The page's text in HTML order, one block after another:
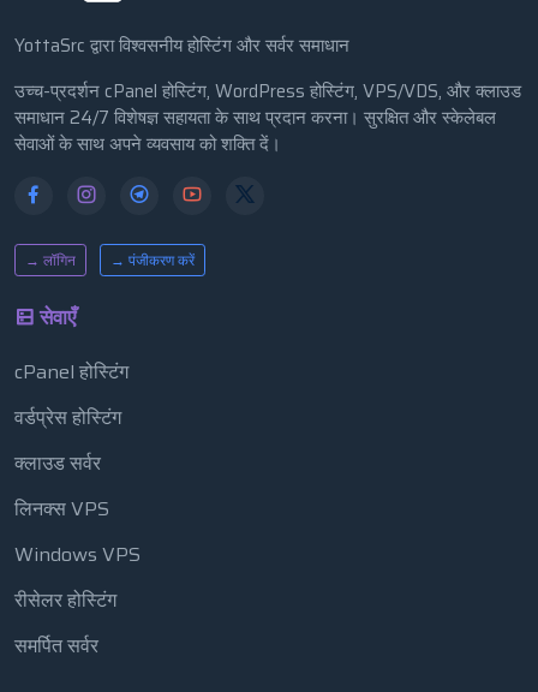
YottaSrc द्वारा विश्वसनीय होस्टिंग और सर्वर समाधान
उच्च-प्रदर्शन cPanel होस्टिंग, WordPress होस्टिंग, VPS/VDS, और क्लाउड
समाधान 24/7 विशेषज्ञ सहायता के साथ प्रदान करना। सुरक्षित और स्केलेबल
सेवाओं के साथ अपने व्यवसाय को शक्ति दें।
→ लॉगिन → पंजीकरण करें
सेवाएँ
cPanel होस्टिंग
वर्डप्रेस होस्टिंग
क्लाउड सर्वर
लिनक्स VPS
Windows VPS
रीसेलर होस्टिंग
समर्पित सर्वर